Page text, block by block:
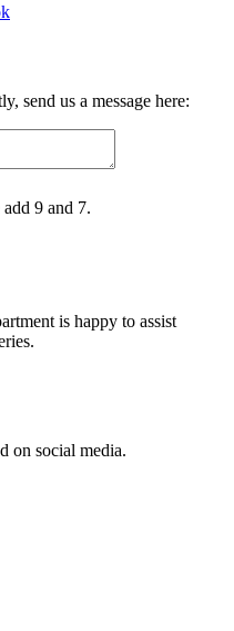
send us a message here:
add 9 and 7.
is happy to assist
on social media.